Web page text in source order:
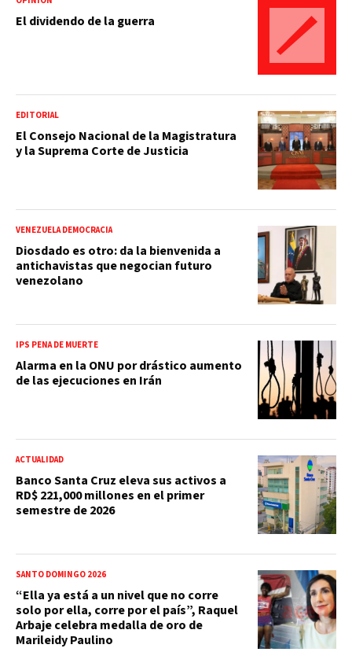
El dividendo de la guerra
EDITORIAL
El Consejo Nacional de la Magistratura
y la Suprema Corte de Justicia
VENEZUELA DEMOCRACIA
Diosdado es otro: da la bienvenida a
antichavistas que negocian futuro
venezolano
IPS PENA DE MUERTE
Alarma en la ONU por drástico aumento
de las ejecuciones en Irán
ACTUALIDAD
Banco Santa Cruz eleva sus activos a
RD$ 221,000 millones en el primer
semestre de 2026
SANTO DOMINGO 2026
“Ella ya está a un nivel que no corre
solo por ella, corre por el país”, Raquel
Arbaje celebra medalla de oro de
Marileidy Paulino